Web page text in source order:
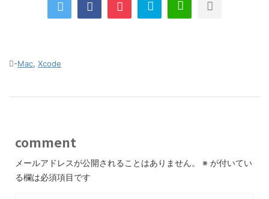
-Mac, Xcode
comment
メールアドレスが公開されることはありません。 ※ が付いてい
る欄は必須項目です